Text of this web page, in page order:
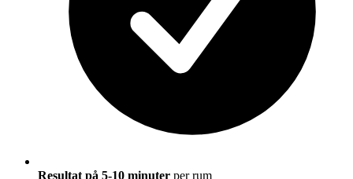
Resultat på 5-10 minuter per rum